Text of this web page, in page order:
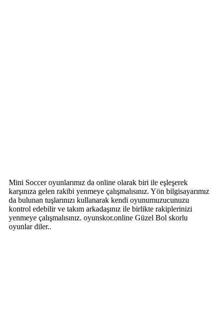
Mini Soccer oyunlarımız da online olarak biri ile eşleşerek
karşınıza gelen rakibi yenmeye çalışmalısınız. Yön bilgisayarımız
da bulunan tuşlarınızı kullanarak kendi oyunumuzucunuzu
kontrol edebilir ve takım arkadaşınız ile birlikte rakiplerinizi
yenmeye çalışmalısınız. oyunskor.online Güzel Bol skorlu
oyunlar diler..